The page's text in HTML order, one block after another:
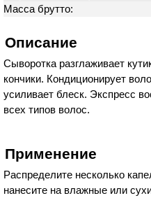
Масса брутто:
Описание
Сыворотка разглаживает
кончики. Кондиционирует
усиливает блеск. Экспресс
всех типов волос.
Применение
Распределите несколько
нанесите на влажные или